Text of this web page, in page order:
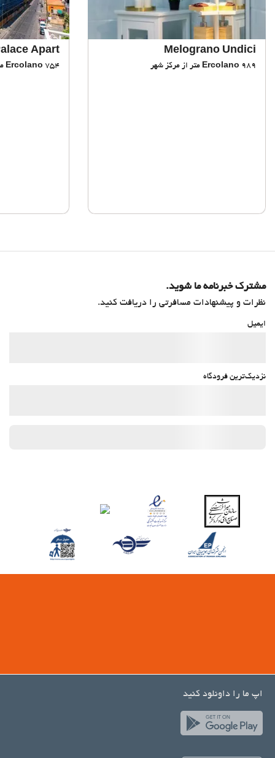
Melograno Undici
Ercolano 989 متر از مرکز شهر
Apart
Ercolano 754 متر از مرکز شهر
مشترک خبرنامه ما شوید.
نظرات و پیشنهادات مسافرتی را دریافت کنید.
ایمیل
نزدیک‌ترین فرودگاه
اپ ما را داونلود کنید